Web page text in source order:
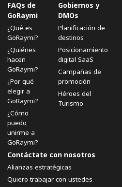
FAQs de
GoRaymi
¿Qué es
GoRaymi?
¿Quiénes
hacen
GoRaymi?
¿Por qué
elegir a
GoRaymi?
¿Cómo
puedo
unirme a
GoRaymi?
Gobiernos y
DMOs
Planificación de
destinos
Posicionamiento
digital SaaS
Campañas de
promoción
Héroes del
Turismo
Contáctate con nosotros
Alianzas estratégicas
Quiero trabajar con ustedes